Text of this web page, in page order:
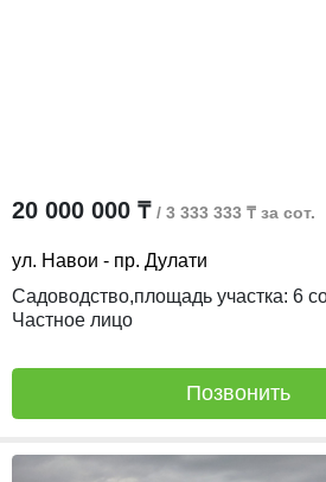
20 000 000 ₸ / 3 333 333 ₸ за сот.
ул. Навои - пр. Дулати
садоводство,площадь участка: 6
Частное лицо
Позвонить